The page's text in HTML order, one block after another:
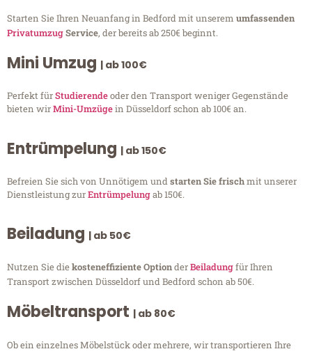
Starten Sie Ihren Neuanfang in Bedford mit unserem umfassenden
PrivatumzugService, der bereits ab 250€ beginnt.
Mini Umzug | ab 100€
Perfekt fürStudierendeoder den Transport weniger Gegenstände
bieten wirMini-Umzügein Düsseldorf schon ab 100€ an.
Entrümpelung | ab 150€
Befreien Sie sich von Unnötigem undstarten Sie frischmit unserer
Dienstleistung zurEntrümpelungab 150€.
Beiladung | ab 50€
Nutzen Sie diekosteneffiziente OptionderBeiladungfür Ihren
Transport zwischen Düsseldorf und Bedford schon ab 50€.
Möbeltransport | ab 80€
Ob ein einzelnes Möbelstück oder mehrere, wir transportieren Ihre